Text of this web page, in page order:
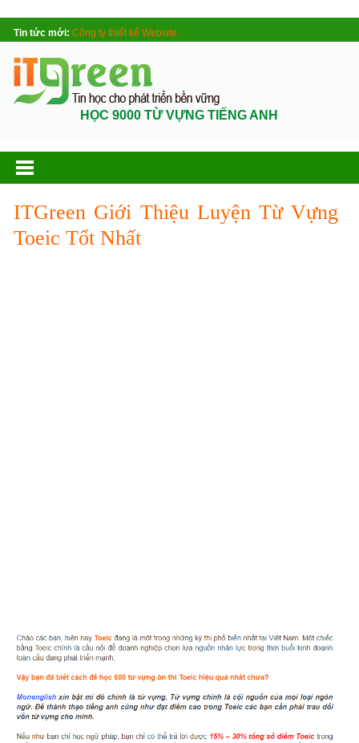
Tin tức mới: Công ty thiết kế Website
HỌC 9000 TỪ VỰNG TIẾNG ANH
ITGreen Giới Thiệu Luyện Từ Vựng
Toeic Tốt Nhất